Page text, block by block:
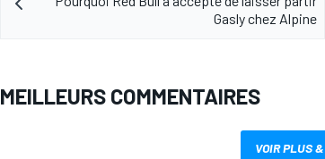
Gasly chez Alpine
MEILLEURS COMMENTAIRES
VOIR PLUS